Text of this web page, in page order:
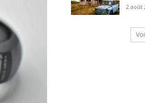
2 août